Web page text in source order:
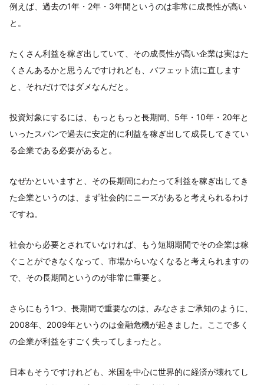
例えば、過去の1年・2年・3年間というのは非常に成長性が高い
と。
たくさん利益を稼ぎ出していて、その成長性が高い企業は実はた
くさんあるかと思うんですけれども、バフェット流に直します
と、それだけではダメなんだと。
投資対象にするには、もっともっと長期間、5年・10年・20年と
いったスパンで過去に安定的に利益を稼ぎ出して成長してきてい
る企業である必要があると。
なぜかといいますと、その長期間にわたって利益を稼ぎ出してき
た企業というのは、まず社会的にニーズがあると考えられるわけ
ですね。
社会から必要とされていなければ、もう短期期間でその企業は稼
ぐことができなくなって、市場からいなくなると考えられますの
で、その長期間というのが非常に重要と。
さらにもう1つ、長期間で重要なのは、みなさまご承知のように、
2008年、2009年というのは金融危機が起きました。ここで多く
の企業が利益をすごく失ってしまったと。
日本もそうですけれども、米国を中心に世界的に経済が壊れてし